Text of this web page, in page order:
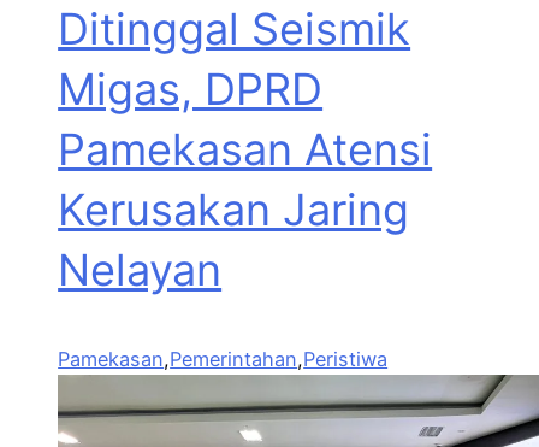
Ditinggal Seismik
Migas, DPRD
Pamekasan Atensi
Kerusakan Jaring
Nelayan
Pamekasan,Pemerintahan,Peristiwa